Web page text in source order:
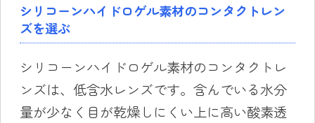
シリコーンハイドロゲル素材のコンタクトレン
ズを選ぶ
シリコーンハイドロゲル素材のコンタクトレ
ンズは、低含水レンズです。含んでいる水分
量が少なく目が乾燥しにくい上に高い酸素透